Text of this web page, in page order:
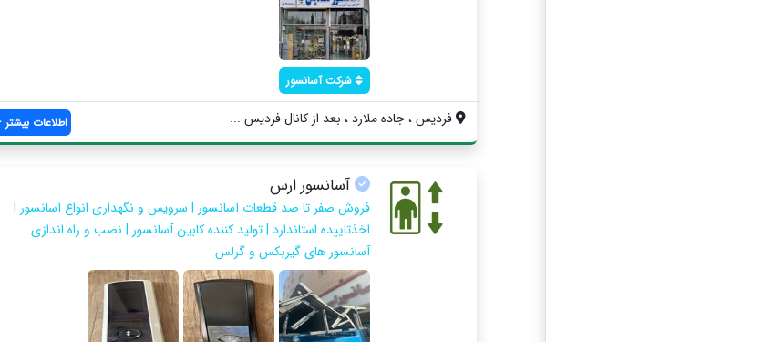
شرکت آسانسور
فردیس ، جاده ملارد ، بعد از کانال فردیس ... اطلاعات بیشتر
آسانسور ارس
فروش صفر تا صد قطعات آسانسور | سرویس و نگهداری انواع آسانسور |
اخذتاییده استاندارد | تولید کننده کابین آسانسور | نصب و راه اندازی
آسانسور های گیربکس و گرلس